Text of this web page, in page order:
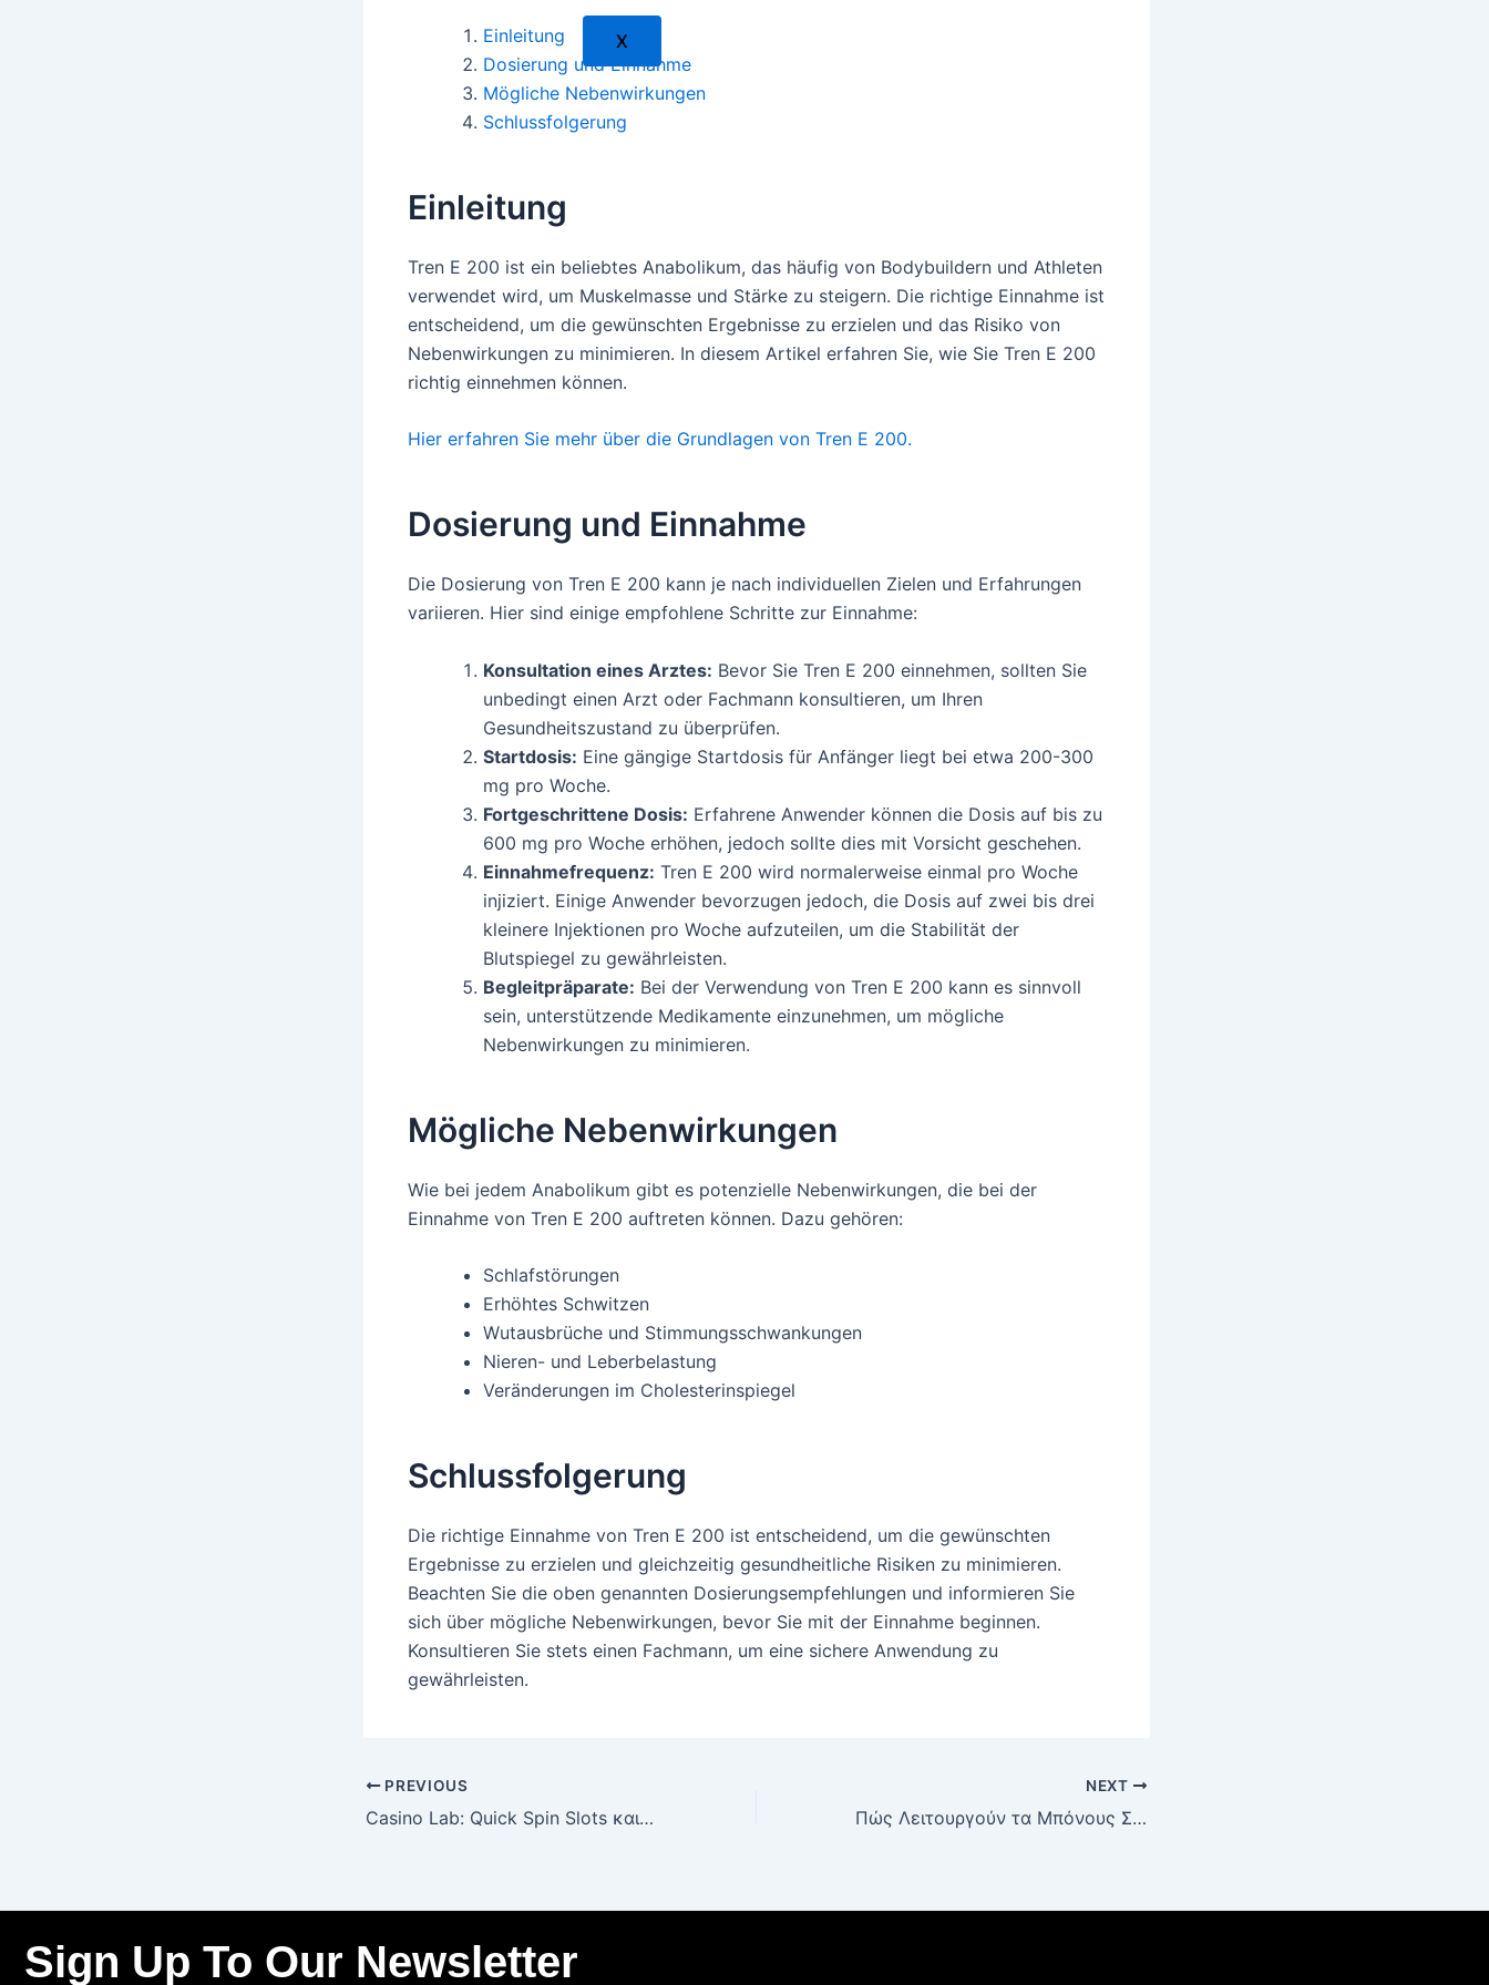
X
Einleitung
Dosierung und Einnahme
Mögliche Nebenwirkungen
Schlussfolgerung
Einleitung
Tren E 200 ist ein beliebtes Anabolikum, das häufig von Bodybuildern und Athleten
verwendet wird, um Muskelmasse und Stärke zu steigern. Die richtige Einnahme ist
entscheidend, um die gewünschten Ergebnisse zu erzielen und das Risiko von
Nebenwirkungen zu minimieren. In diesem Artikel erfahren Sie, wie Sie Tren E 200
richtig einnehmen können.
Hier erfahren Sie mehr über die Grundlagen von Tren E 200.
Dosierung und Einnahme
Die Dosierung von Tren E 200 kann je nach individuellen Zielen und Erfahrungen
variieren. Hier sind einige empfohlene Schritte zur Einnahme:
Konsultation eines Arztes: Bevor Sie Tren E 200 einnehmen, sollten Sie
unbedingt einen Arzt oder Fachmann konsultieren, um Ihren
Gesundheitszustand zu überprüfen.
Startdosis: Eine gängige Startdosis für Anfänger liegt bei etwa 200-300
mg pro Woche.
Fortgeschrittene Dosis: Erfahrene Anwender können die Dosis auf bis zu
600 mg pro Woche erhöhen, jedoch sollte dies mit Vorsicht geschehen.
Einnahmefrequenz: Tren E 200 wird normalerweise einmal pro Woche
injiziert. Einige Anwender bevorzugen jedoch, die Dosis auf zwei bis drei
kleinere Injektionen pro Woche aufzuteilen, um die Stabilität der
Blutspiegel zu gewährleisten.
Begleitpräparate: Bei der Verwendung von Tren E 200 kann es sinnvoll
sein, unterstützende Medikamente einzunehmen, um mögliche
Nebenwirkungen zu minimieren.
Mögliche Nebenwirkungen
Wie bei jedem Anabolikum gibt es potenzielle Nebenwirkungen, die bei der
Einnahme von Tren E 200 auftreten können. Dazu gehören:
Schlafstörungen
Erhöhtes Schwitzen
Wutausbrüche und Stimmungsschwankungen
Nieren- und Leberbelastung
Veränderungen im Cholesterinspiegel
Schlussfolgerung
Die richtige Einnahme von Tren E 200 ist entscheidend, um die gewünschten
Ergebnisse zu erzielen und gleichzeitig gesundheitliche Risiken zu minimieren.
Beachten Sie die oben genannten Dosierungsempfehlungen und informieren Sie
sich über mögliche Nebenwirkungen, bevor Sie mit der Einnahme beginnen.
Konsultieren Sie stets einen Fachmann, um eine sichere Anwendung zu
gewährleisten.
PREVIOUS
Casino Lab: Quick Spin Slots και Lightning‑Fast Wins
NEXT
Πώς Λειτουργούν τα Μπόνους Σλοτ
Sign Up To Our Newsletter